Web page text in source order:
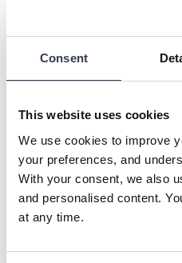
Consent
This website uses cookies
We use cookies to improve
your preferences, and
With your consent, we also
and personalised content.
at any time.
Diese Seite ist durch
Mit der Erstellung eines
einverstanden, dass wir Ihre
diesem Zweck speichern und
können Sie jederzeit
damit einverstanden, den